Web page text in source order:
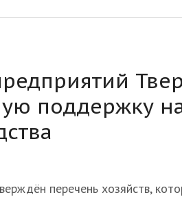
поддержку
перечень хозяйств,